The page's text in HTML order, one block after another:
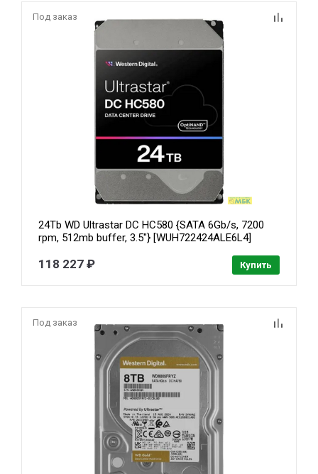
Под заказ
24Tb WD Ultrastar DC HC580 {SATA 6Gb/s, 7200
rpm, 512mb buffer, 3.5"} [WUH722424ALE6L4]
118 227 ₽ Купить
Под заказ